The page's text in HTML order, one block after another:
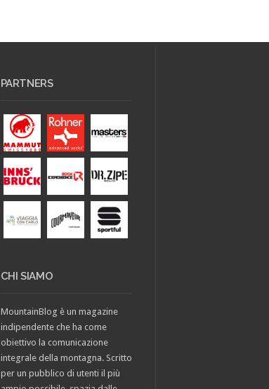
PARTNERS
CHI SIAMO
MountainBlog è un magazine
indipendente che ha come
obiettivo la comunicazione
integrale della montagna. Scritto
per un pubblico di utenti il più